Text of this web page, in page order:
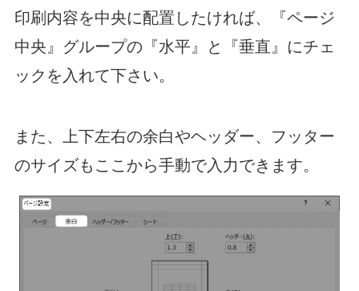
印刷内容を中央に配置したければ、『ページ
中央』グループの『水平』と『垂直』にチェ
ックを入れて下さい。
また、上下左右の余白やヘッダー、フッター
のサイズもここから手動で入力できます。